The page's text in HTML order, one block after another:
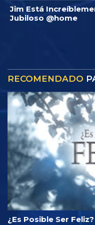
Jim Está
Jubiloso @home
RECOMENDADO
¿Es Posible Ser Feliz?